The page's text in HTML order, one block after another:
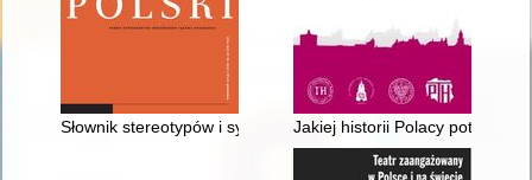
Słownik stereotypów i symboli ludowych. T. 2, Rośliny. 2 -
Jakiej historii Polacy